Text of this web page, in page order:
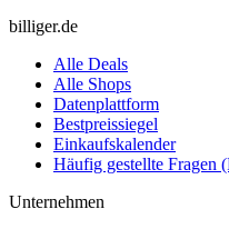
billiger.de
Alle Deals
Alle Shops
Datenplattform
Bestpreissiegel
Einkaufskalender
Häufig gestellte Fragen
Unternehmen